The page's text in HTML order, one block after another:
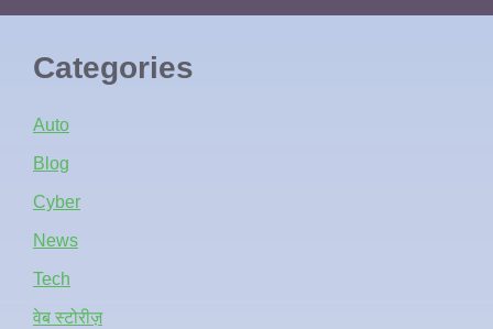
Categories
Auto
Blog
Cyber
News
Tech
वेब स्टोरीज़